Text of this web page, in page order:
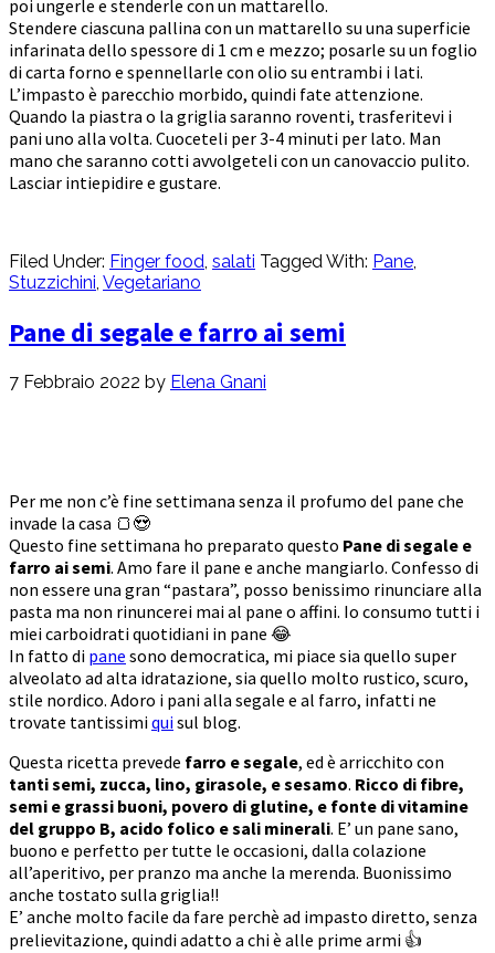
poi ungerle e stenderle con un mattarello.
Stendere ciascuna pallina con un mattarello su una superficie
infarinata dello spessore di 1 cm e mezzo; posarle su un foglio
di carta forno e spennellarle con olio su entrambi i lati.
L’impasto è parecchio morbido, quindi fate attenzione.
Quando la piastra o la griglia saranno roventi, trasferitevi i
pani uno alla volta. Cuoceteli per 3-4 minuti per lato. Man
mano che saranno cotti avvolgeteli con un canovaccio pulito.
Lasciar intiepidire e gustare.
Filed Under: Finger food, salati Tagged With: Pane,
Stuzzichini, Vegetariano
Pane di segale e farro ai semi
7 Febbraio 2022 by Elena Gnani
Per me non c’è fine settimana senza il profumo del pane che
invade la casa 🍞😍
Questo fine settimana ho preparato questo Pane di segale e
farro ai semi. Amo fare il pane e anche mangiarlo. Confesso di
non essere una gran “pastara”, posso benissimo rinunciare alla
pasta ma non rinuncerei mai al pane o affini. Io consumo tutti i
miei carboidrati quotidiani in pane 😂
In fatto di pane sono democratica, mi piace sia quello super
alveolato ad alta idratazione, sia quello molto rustico, scuro,
stile nordico. Adoro i pani alla segale e al farro, infatti ne
trovate tantissimiquisul blog.
Questa ricetta prevede farro e segale, ed è arricchito con
tanti semi, zucca, lino, girasole, e sesamo. Ricco di fibre,
semi e grassi buoni, povero di glutine, e fonte di vitamine
del gruppo B, acido folico e sali minerali. E’ un pane sano,
buono e perfetto per tutte le occasioni, dalla colazione
all’aperitivo, per pranzo ma anche la merenda. Buonissimo
anche tostato sulla griglia!!
E’ anche molto facile da fare perchè ad impasto diretto, senza
prelievitazione, quindi adatto a chi è alle prime armi 👍